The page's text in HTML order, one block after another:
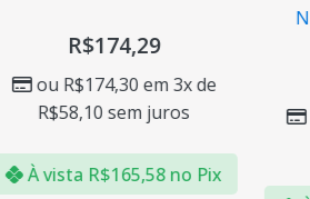
R$174,29
ouR$174,30em 3x de
R$58,10sem juros
À vista R$165,58 no Pix